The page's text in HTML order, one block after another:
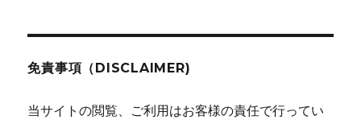
免責事項（DISCLAIMER)
当サイトの閲覧、ご利用はお客様の責任で行ってい